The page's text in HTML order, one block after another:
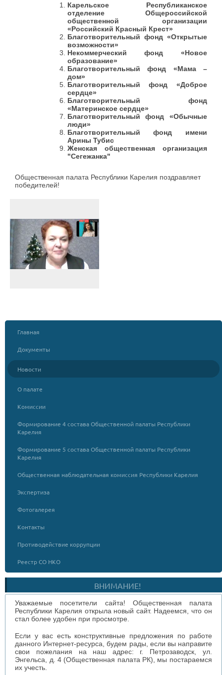
Карельское Республиканское
отделение Общероссийской
общественной организации
«Российский Красный Крест»
Благотворительный фонд «Открытые
возможности»
Некоммерческий фонд «Новое
образование»
Благотворительный фонд «Мама –
дом»
Благотворительный фонд «Доброе
сердце»
Благотворительный фонд
«Материнское сердце»
Благотворительный фонд «Обычные
люди»
Благотворительный фонд имени
Арины Тубис
Женская общественная организация
"Сегежанка"
Общественная палата Республики Карелия поздравляет
победителей!
Главная
Документы
Новости
О палате
Комиссии
Формирование 4 состава Общественной палаты Республики
Карелия
Формирование 5 состава Общественной палаты Республики
Карелия
Общественная наблюдательная комиссия Республики Карелия
Экспертиза
Фотогалерея
Контакты
Противодействие коррупции
Реестр СО НКО
ВНИМАНИЕ!
Уважаемые посетители сайта! Общественная палата
Республики Карелия открыла новый сайт. Надеемся, что он
стал более удобен при просмотре.
Если у вас есть конструктивные предложения по работе
данного Интернет-ресурса, будем рады, если вы направите
свои пожелания на наш адрес: г. Петрозаводск, ул.
Энгельса, д. 4 (Общественная палата РК), мы постараемся
их учесть.